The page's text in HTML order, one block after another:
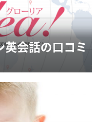
英会話の口コミ